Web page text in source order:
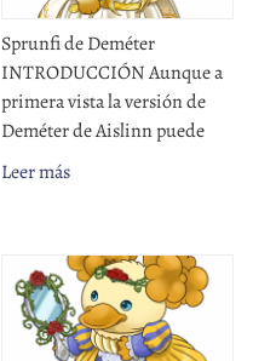
Sprunfi de Deméter
INTRODUCCIÓN Aunque a
primera vista la versión de
Deméter de Aislinn puede
Leer más